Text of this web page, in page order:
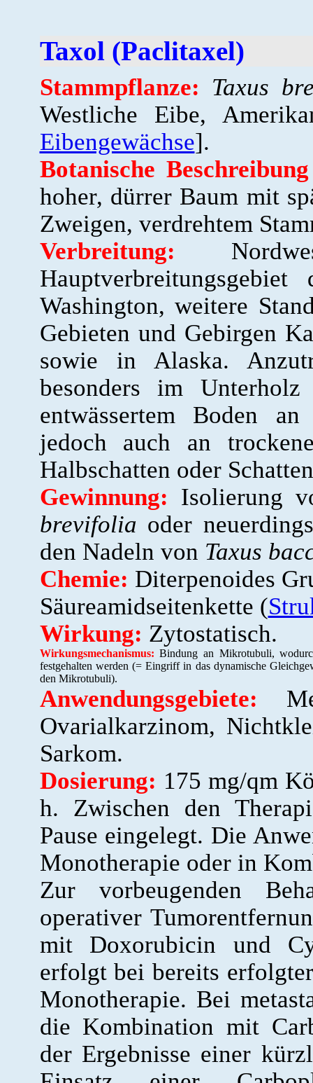
Taxol (Paclitaxel)
Stammpflanze: Taxus
Westliche Eibe,
Eibengewächse].
Botanische
hoher, dürrer Baum mit
Zweigen, verdrehtem
Verbreitung:
Washington, weitere
Gebieten und Gebirgen
sowie in Alaska.
besonders im
entwässertem Boden
jedoch auch an
Halbschatten oder
Gewinnung: Isolierung
brevifolia oder
den Nadeln von Taxus
Chemie: Diterpenoides
Säureamidseitenkette (
Wirkung: Zytostatisch.
Wirkungsmechanismus: Bindung an Mikrotubuli,
festgehalten werden (= Eingriff in das dynamische
den Mikrotubuli).
Anwendungsgebiete:
Ovarialkarzinom,
Sarkom.
Dosierung: 175 mg/qm
h. Zwischen den
Pause eingelegt. Die
Monotherapie oder in
Zur vorbeugenden
operativer
mit Doxorubicin und
erfolgt bei bereits
Monotherapie. Bei
die Kombination mit
der Ergebnisse einer